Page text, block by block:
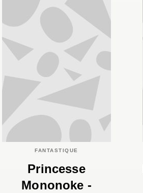
FANTASTIQUE
Princesse
Mononoke -